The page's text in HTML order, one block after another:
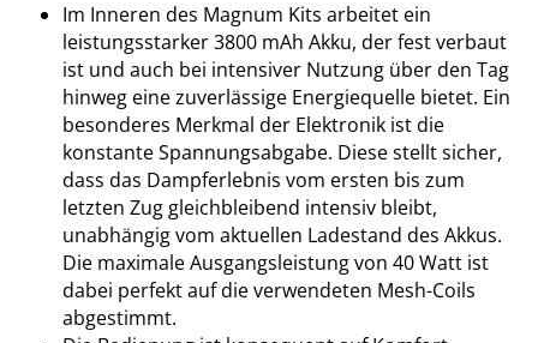
Im Inneren des Magnum Kits arbeitet ein
leistungsstarker 3800 mAh Akku, der fest verbaut
ist und auch bei intensiver Nutzung über den Tag
hinweg eine zuverlässige Energiequelle bietet. Ein
besonderes Merkmal der Elektronik ist die
konstante Spannungsabgabe. Diese stellt sicher,
dass das Dampferlebnis vom ersten bis zum
letzten Zug gleichbleibend intensiv bleibt,
unabhängig vom aktuellen Ladestand des Akkus.
Die maximale Ausgangsleistung von 40 Watt ist
dabei perfekt auf die verwendeten Mesh-Coils
abgestimmt.